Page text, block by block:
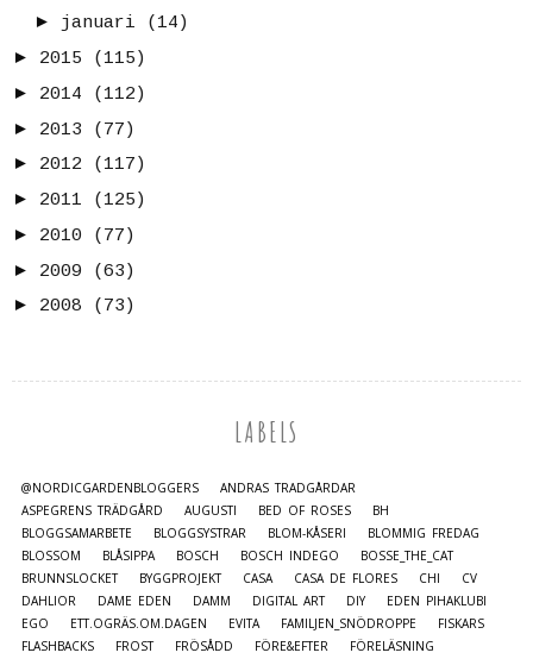
► januari
(14)
► 2015
(115)
► 2014
(112)
► 2013
(77)
► 2012
(117)
► 2011
(125)
► 2010
(77)
► 2009
(63)
► 2008 (73)
LABELS
@NORDICGARDENBLOGGERS
ANDRAS TRÄDGÅRDAR
ASPEGRENS TRÄDGÅRD
AUGUSTI BED OF ROSES
BH
BLOGGSAMARBETE
BLOGGSYSTRAR BLOM-KÅSERI
BLOMMIG FREDAG
BLOSSOM
BLÅSIPPA BOSCH BOSCH INDEGO
BOSSE_THE_CAT
BRUNNSLOCKET
BYGGPROJEKT CASA CASA DE FLORES CHI
CV
DAHLIOR
DAME EDEN DAMM DIGITAL ART DIY
EDEN PIHAKLUBI
EGO
ETT.OGRÄS.OM.DAGEN EVITA FAMILJEN_SNÖDROPPE
FISKARS
FLASHBACKS
FROST FRÖSÅDD FÖRE&EFTER
FÖRELÄSNING